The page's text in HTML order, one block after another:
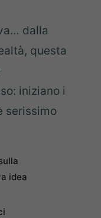
dalla
questa
iniziano i
serissimo
idea